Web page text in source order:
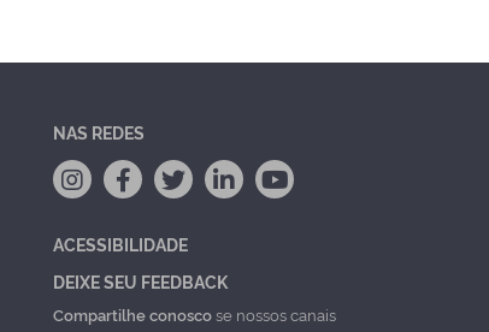
NAS REDES
ACESSIBILIDADE
DEIXE SEU FEEDBACK
Compartilhe conoscose nossos canais